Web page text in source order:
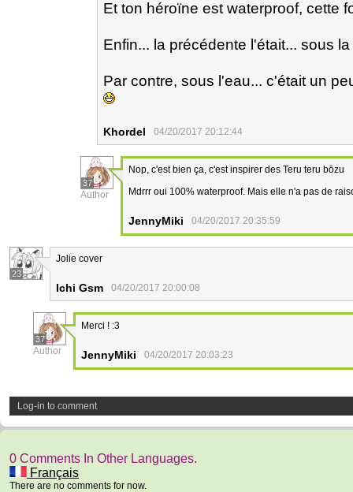
Et ton héroïne est waterproof, cette
Enfin... la précédente l'était... sous
Par contre, sous l'eau... c'était un
Khordel 04/20/2017 20:12:44
37
Author
Nop, c'est bien ça, c'est inspirer des Teru teru bōzu
Mdrrr oui 100% waterproof. Mais elle n'a pas de
JennyMiki 04/20/2017 20:35:59
23
Jolie cover
Ichi Gsm 04/20/2017 20:00:08
37
Author
Merci ! :3
JennyMiki 04/20/2017 20:03:23
Log-in to comment
0 Comments In Other Languages.
Français
There are no comments for now.